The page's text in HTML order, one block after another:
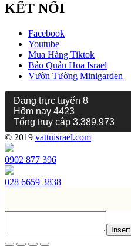
KẾT NỐI
Facebook
Youtube
Mua Hàng Tiktok
Bảo Quản Hoa Israel
Vườn Tường Minigarden
Đang trực tuyến 8
Hôm nay 4423
Tổng truy cập 3.389.973
© 2019 vattuisrael.com
0902 877 396
028 6659 3838
Insert